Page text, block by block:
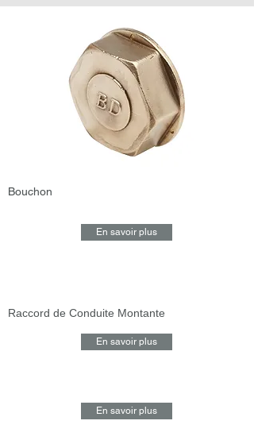
Bouchon
En savoir plus
Raccord de Conduite Montante
En savoir plus
En savoir plus